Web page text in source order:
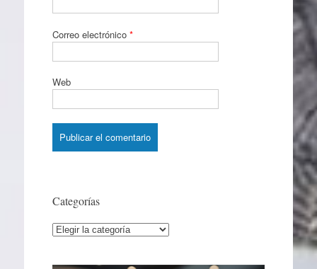
Correo electrónico *
Web
Categorías
Categorías